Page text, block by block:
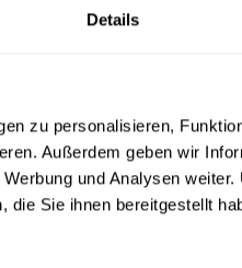
Details
zu personalisieren,
Außerdem geben wir
und Analysen
Sie ihnen bereitgestellt
das sowohl
Sonnenschein bis
Zustand.
und lässt sich einfach
in gastronomischen
und die ergonomisch
Bequemlichkeit sorgen.
sich nahtlos in jede
und ergänzt sowohl